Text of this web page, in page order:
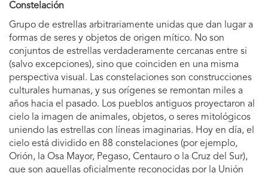
Constelación
Grupo de estrellas arbitrariamente unidas que dan lugar a
formas de seres y objetos de origen mítico. No son
conjuntos de estrellas verdaderamente cercanas entre si
(salvo excepciones), sino que coinciden en una misma
perspectiva visual. Las constelaciones son construcciones
culturales humanas, y sus orígenes se remontan miles a
años hacia el pasado. Los pueblos antiguos proyectaron al
cielo la imagen de animales, objetos, o seres mitológicos
uniendo las estrellas con líneas imaginarias. Hoy en día, el
cielo está dividido en 88 constelaciones (por ejemplo,
Orión, la Osa Mayor, Pegaso, Centauro o la Cruz del Sur),
que son aquellas oficialmente reconocidas por la Unión